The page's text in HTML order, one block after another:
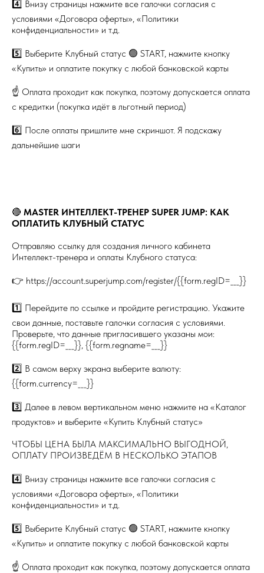
4️⃣ Внизу страницы нажмите все галочки согласия с
условиями «Договора оферты», «Политики
конфиденциальности» и т.д.
5️⃣ Выберите Клубный статус 🟢 START, нажмите кнопку
«Купить» и оплатите покупку с любой банковской карты
☝️ Оплата проходит как покупка, поэтому допускается оплата
с кредитки (покупка идёт в льготный период)
6️⃣ После оплаты пришлите мне скриншот. Я подскажу
дальнейшие шаги
🔴 MASTER ИНТЕЛЛЕКТ-ТРЕНЕР SUPER JUMP: КАК
ОПЛАТИТЬ КЛУБНЫЙ СТАТУС
Отправляю ссылку для создания личного кабинета
Интеллект-тренера и оплаты Клубного статуса:
👉 https://account.superjump.com/register/{{form.regID=___}}
1️⃣ Перейдите по ссылке и пройдите регистрацию. Укажите
свои данные, поставьте галочки согласия с условиями.
Проверьте, что данные пригласившего указаны мои:
{{form.regID=___}}, {{form.regname=___}}
2️⃣ В самом верху экрана выберите валюту:
{{form.currency=___}}
3️⃣ Далее в левом вертикальном меню нажмите на «Каталог
продуктов» и выберите «Купить Клубный статус»
ЧТОБЫ ЦЕНА БЫЛА МАКСИМАЛЬНО ВЫГОДНОЙ,
ОПЛАТУ ПРОИЗВЕДЁМ В НЕСКОЛЬКО ЭТАПОВ
4️⃣ Внизу страницы нажмите все галочки согласия с
условиями «Договора оферты», «Политики
конфиденциальности» и т.д.
5️⃣ Выберите Клубный статус 🟢 START, нажмите кнопку
«Купить» и оплатите покупку с любой банковской карты
☝️ Оплата проходит как покупка, поэтому допускается оплата